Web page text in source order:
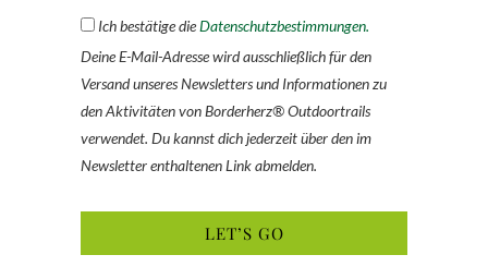
Ich bestätige dieDatenschutzbestimmungen.
Deine E-Mail-Adresse wird ausschließlich für den
Versand unseres Newsletters und Informationen zu
den Aktivitäten von Borderherz® Outdoortrails
verwendet. Du kannst dich jederzeit über den im
Newsletter enthaltenen Link abmelden.
LET’S GO